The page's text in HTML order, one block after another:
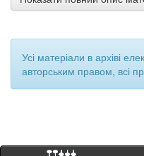
Усі матеріали в архіві
авторським правом, всі